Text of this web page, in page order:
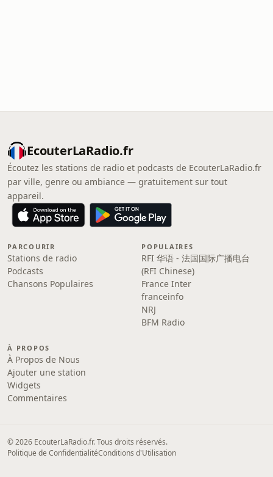
EcouterLaRadio.fr
Écoutez les stations de radio et podcasts de EcouterLaRadio.fr
par ville, genre ou ambiance — gratuitement sur tout
appareil.
PARCOURIR
Stations de radio
Podcasts
Chansons Populaires
POPULAIRES
RFI 华语 - 法国国际广播电台
(RFI Chinese)
France Inter
franceinfo
NRJ
BFM Radio
À PROPOS
À Propos de Nous
Ajouter une station
Widgets
Commentaires
© 2026 EcouterLaRadio.fr. Tous droits réservés.
Politique de ConfidentialitéConditions d'Utilisation